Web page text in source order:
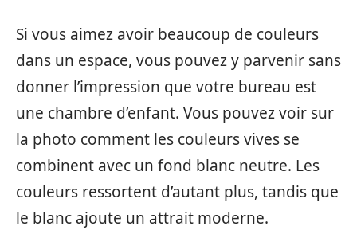
Si vous aimez avoir beaucoup de couleurs
dans un espace, vous pouvez y parvenir sans
donner l’impression que votre bureau est
une chambre d’enfant. Vous pouvez voir sur
la photo comment les couleurs vives se
combinent avec un fond blanc neutre. Les
couleurs ressortent d’autant plus, tandis que
le blanc ajoute un attrait moderne.